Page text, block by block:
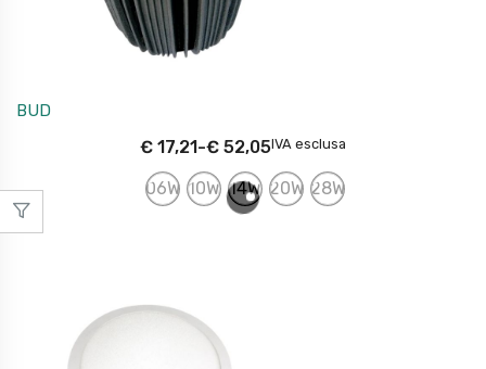
BUD
€ 17,21 -€ 52,05IVA esclusa
06W 10W 14W 20W 28W